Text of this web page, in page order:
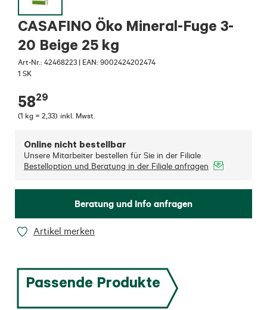
CASAFINO Öko Mineral-Fuge 3-
20 Beige 25 kg
Art-Nr.: 42468223 | EAN: 9002424202474
1 SK
5829
(1 kg = 2,33) inkl. Mwst.
Online nicht bestellbar
Unsere Mitarbeiter bestellen für Sie in der Filiale
Bestelloption und Beratung in der Filiale anfragen
Beratung und Info anfragen
Artikel merken
Passende Produkte